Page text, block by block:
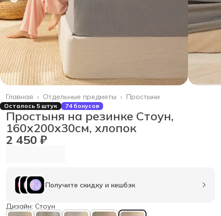
Простыни
Отдельные предметы ›
Главная ›
Осталось 5 штук 74 бонусов
Простыня на резинке Стоун,
160х200х30см, хлопок
2 450 ₽
Получите скидку и кешбэк
Дизайн: Стоун